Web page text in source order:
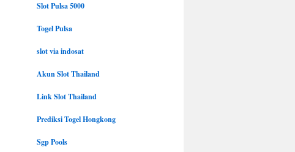
Slot Pulsa 5000
Togel Pulsa
slot via indosat
Akun Slot Thailand
Link Slot Thailand
Prediksi Togel Hongkong
Sgp Pools